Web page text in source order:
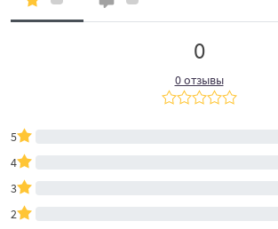
0
0 отзывы
5
4
3
2